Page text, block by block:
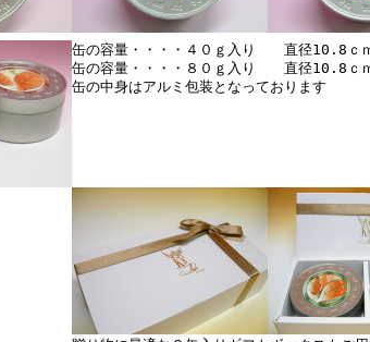
缶の容量・・・・４０ｇ入り 直径10.8ｃ
缶の容量・・・・８０ｇ入り 直径10.8ｃ
缶の中身はアルミ包装となっております